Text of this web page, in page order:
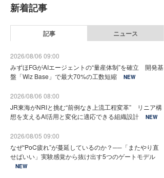
新着記事
記事 ニュース
2026/08/06 09:00
みずほFGがAIエージェントの“量産体制”を確立 開発基
盤「Wiz Base」で最大70%の工数短縮
NEW
2026/08/06 08:00
JR東海がNRIと挑む“前例なき上流工程変革” リニア構
想を支えるAI活用と変化に適応できる組織設計
NEW
2026/08/05 09:00
なぜ“PoC疲れ”が蔓延しているのか？──「またやり直
せばいい」実験感覚から抜け出す5つのゲートモデル
NEW